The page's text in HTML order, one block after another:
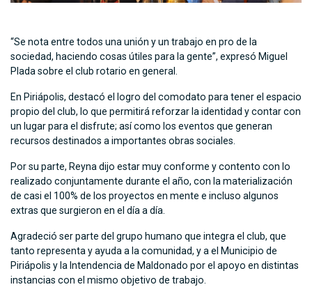
“Se nota entre todos una unión y un trabajo en pro de la
sociedad, haciendo cosas útiles para la gente”, expresó Miguel
Plada sobre el club rotario en general.
En Piriápolis, destacó el logro del comodato para tener el espacio
propio del club, lo que permitirá reforzar la identidad y contar con
un lugar para el disfrute; así como los eventos que generan
recursos destinados a importantes obras sociales.
Por su parte, Reyna dijo estar muy conforme y contento con lo
realizado conjuntamente durante el año, con la materialización
de casi el 100% de los proyectos en mente e incluso algunos
extras que surgieron en el día a día.
Agradeció ser parte del grupo humano que integra el club, que
tanto representa y ayuda a la comunidad, y a el Municipio de
Piriápolis y la Intendencia de Maldonado por el apoyo en distintas
instancias con el mismo objetivo de trabajo.